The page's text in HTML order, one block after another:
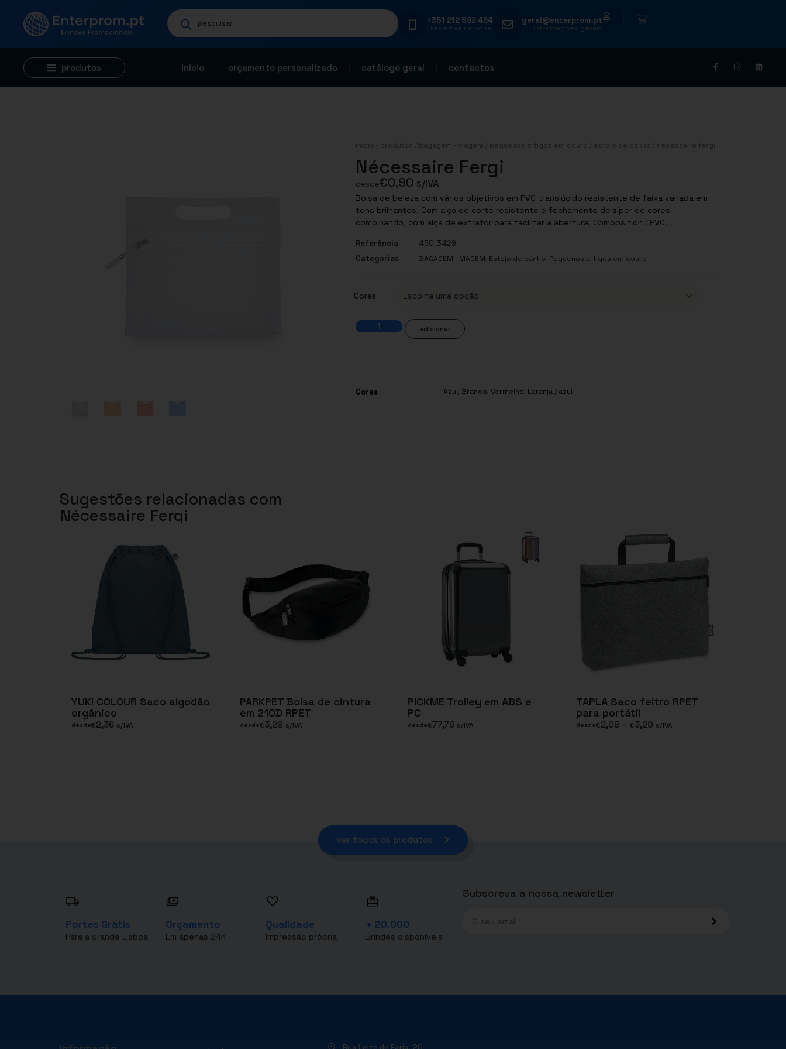
+351 212 592 464
rede fixa nacional
geral@enterprom.pt
informações gerais
produtos início orçamento personalizado catálogo geral contactos
início produtos bagagem - viagem pequenos artigos em couro estojo de banho / nécessaire fergi
Nécessaire Fergi
desde€0,90 s/IVA
Bolsa de beleza com vários objetivos em PVC translúcido resistente de faixa variada em
tons brilhantes. Com alça de corte resistente e fechamento de zíper de cores
combinando, com alça de extrator para facilitar a abertura. Composition : PVC.
Referência
450.3429
Categorias
BAGAGEM - VIAGEM, Estojo de banho, Pequenos artigos em couro
Cores
adicionar
Cores Azul, Branco, Vermelho, Laranja / azul
Sugestões relacionadas com
Nécessaire Fergi
YUKI COLOUR Saco algodão
orgânico
desde€2,36 s/IVA
PARKPET Bolsa de cintura
em 210D RPET
desde€3,28 s/IVA
PICKME Trolley em ABS e
PC
desde€77,76 s/IVA
TAPLA Saco feltro RPET
para portátil
desde€2,08 – €3,20 s/IVA
ver todos os produtos
Portes Grátis
Para a grande Lisboa
Orçamento
Em apenas 24h
Qualidade
Impressão própria
+ 20.000
Brindes disponíveis
Subscreva a nossa newsletter